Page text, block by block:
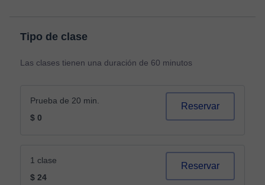
Tipo de clase
Las clases tienen una duración de 60 minutos
Prueba de 20 min.
$ 0
Reservar
1 clase
$ 24
Reservar